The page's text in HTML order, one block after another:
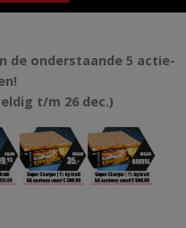
de onderstaande 5 actie-
t/m 26 dec.)